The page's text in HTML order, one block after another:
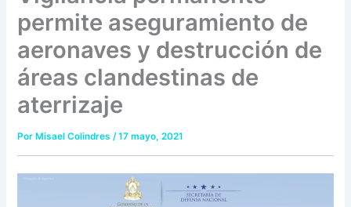
permite aseguramiento de
aeronaves y destrucción de
áreas clandestinas de
aterrizaje
Por Misael Colindres/17 mayo, 2021